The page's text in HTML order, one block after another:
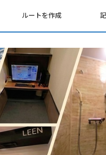
ルートを作成